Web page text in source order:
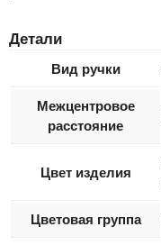
Детали
Вид ручки
Межцентровое
расстояние
Цвет изделия
Цветовая группа